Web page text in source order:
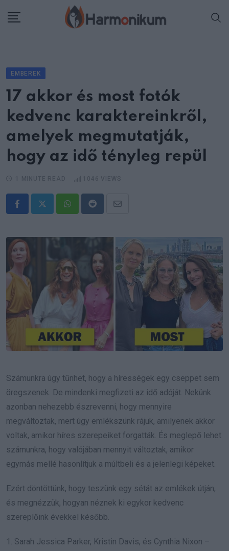
EMBEREK
17 akkor és most fotók
kedvenc karaktereinkről,
amelyek megmutatják,
hogy az idő tényleg repül
WhatsappRedditShare
Email
Számunkra úgy tűnhet, hogy a hírességek egy cseppet sem
öregszenek. De mindenki megfizeti az idő adóját. Nekünk
azonban nehezebb észrevenni, hogy mennyire
megváltoztak, mert úgy emlékszünk rájuk, amilyenek akkor
voltak, amikor híres szerepeiket forgatták. És meglepő lehet
számunkra, hogy valójában mennyit változtak, amikor
egymás mellé hasonlítjuk a múltbeli és a jelenlegi képeket.
Ezért döntöttünk, hogy teszünk egy sétát az emlékek útján,
és megnézzük, hogyan néznek ki egykor kedvenc
szereplőink évekkel később.
1. Sarah Jessica Parker, Kristin Davis, és Cynthia Nixon –